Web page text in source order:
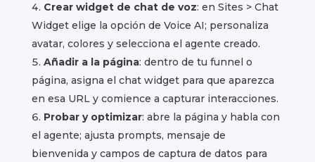
Crear widget de chat de voz: en Sites > Chat
Widget elige la opción de Voice AI; personaliza
avatar, colores y selecciona el agente creado.
Añadir a la página: dentro de tu funnel o
página, asigna el chat widget para que aparezca
en esa URL y comience a capturar interacciones.
Probar y optimizar: abre la página y habla con
el agente; ajusta prompts, mensaje de
bienvenida y campos de captura de datos para